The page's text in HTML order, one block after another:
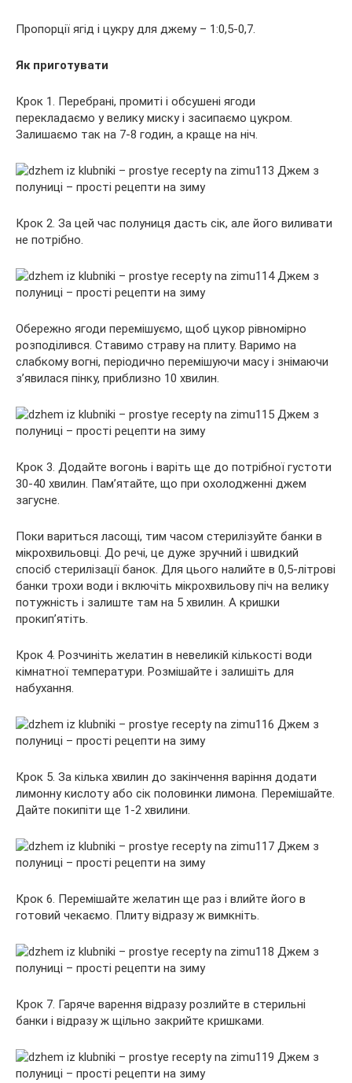
Пропорції ягід і цукру для джему – 1:0,5-0,7.
Як приготувати
Крок 1. Перебрані, промиті і обсушені ягоди
перекладаємо у велику миску і засипаємо цукром.
Залишаємо так на 7-8 годин, а краще на ніч.
Крок 2. За цей час полуниця дасть сік, але його виливати
не потрібно.
Обережно ягоди перемішуємо, щоб цукор рівномірно
розподілився. Ставимо страву на плиту. Варимо на
слабкому вогні, періодично перемішуючи масу і знімаючи
з’явилася пінку, приблизно 10 хвилин.
Крок 3. Додайте вогонь і варіть ще до потрібної густоти
30-40 хвилин. Пам’ятайте, що при охолодженні джем
загусне.
Поки вариться ласощі, тим часом стерилізуйте банки в
мікрохвильовці. До речі, це дуже зручний і швидкий
спосіб стерилізації банок. Для цього налийте в 0,5-літрові
банки трохи води і включіть мікрохвильову піч на велику
потужність і залиште там на 5 хвилин. А кришки
прокип’ятіть.
Крок 4. Розчиніть желатин в невеликій кількості води
кімнатної температури. Розмішайте і залишіть для
набухання.
Крок 5. За кілька хвилин до закінчення варіння додати
лимонну кислоту або сік половинки лимона. Перемішайте.
Дайте покипіти ще 1-2 хвилини.
Крок 6. Перемішайте желатин ще раз і влийте його в
готовий чекаємо. Плиту відразу ж вимкніть.
Крок 7. Гаряче варення відразу розлийте в стерильні
банки і відразу ж щільно закрийте кришками.